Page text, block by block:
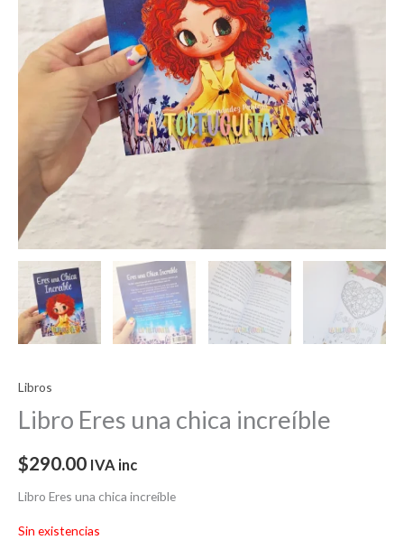
Libros
Libro Eres una chica increíble
$290.00 IVA inc
Libro Eres una chica increíble
Sin existencias